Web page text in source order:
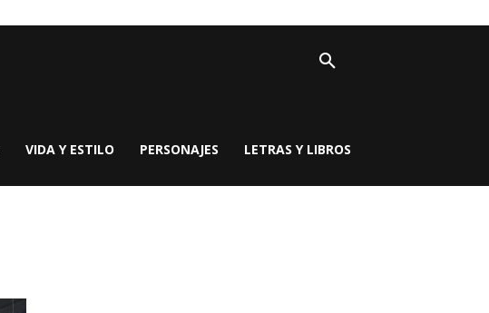
VIDA Y ESTILO PERSONAJES LETRAS Y LIBROS